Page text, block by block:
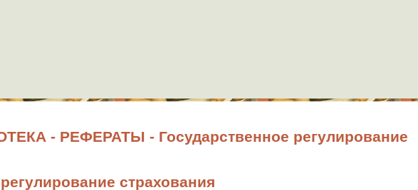
- РЕФЕРАТЫ - Государственное регулирование
страхования